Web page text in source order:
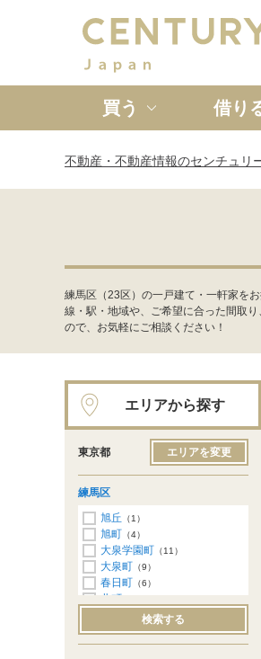
買う
新築一戸建
借り
不動産・不動産情報のセンチュリ
練馬区（23区）の一戸建て・一軒家を
線・駅・地域や、ご希望に合った間取
ので、お気軽にご相談ください！
エリアから探す
東京都 エリアを変更
練馬区
旭丘 （1）
旭町 （4）
大泉学園町 （11）
大泉町 （9）
春日町 （6）
北町
（1）
桜台（1）
下石神井（3）
検索する